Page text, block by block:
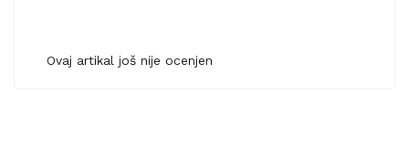
Ovaj artikal još nije ocenjen